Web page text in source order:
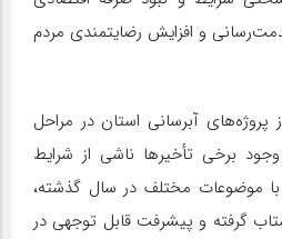
و افزایش رضایتمندی مردم
پروژه‌های آبرسانی استان در مراحل
وجود برخی تأخیرها ناشی از شرایط
موضوعات مختلف در سال گذشته،
گرفته و پیشرفت قابل توجهی در